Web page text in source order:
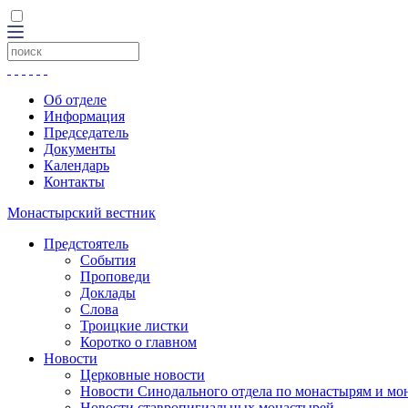
Об отделе
Информация
Председатель
Документы
Календарь
Контакты
Монастырский вестник
Предстоятель
События
Проповеди
Доклады
Слова
Троицкие листки
Коротко о главном
Новости
Церковные новости
Новости Синодального отдела по монастырям и